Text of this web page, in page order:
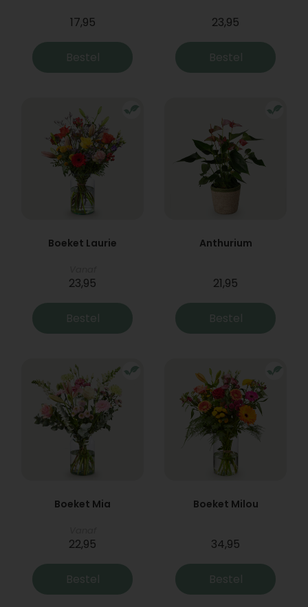
17,95
Bestel
23,95
Bestel
Boeket Laurie
23,95
Bestel
Anthurium
21,95
Bestel
Boeket Mia
22,95
Bestel
Boeket Milou
34,95
Bestel